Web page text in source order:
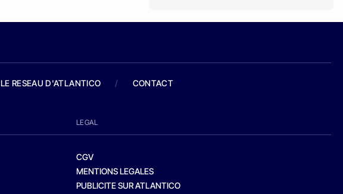
LE RESEAU D'ATLANTICO / CONTACT
LEGAL
CGV
MENTIONS LEGALES
PUBLICITE SUR ATLANTICO